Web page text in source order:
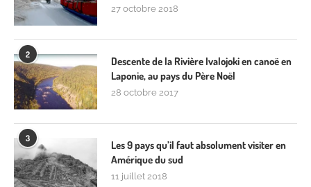
27 octobre 2018
2
Descente de la Rivière Ivalojoki en canoë en
Laponie, au pays du Père Noël
28 octobre 2017
3
Les 9 pays qu’il faut absolument visiter en
Amérique du sud
11 juillet 2018